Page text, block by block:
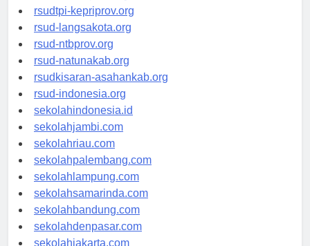
rsud-sulbarprov.org
rsudtpi-kepriprov.org
rsud-langsakota.org
rsud-ntbprov.org
rsud-natunakab.org
rsudkisaran-asahankab.org
rsud-indonesia.org
sekolahindonesia.id
sekolahjambi.com
sekolahriau.com
sekolahpalembang.com
sekolahlampung.com
sekolahsamarinda.com
sekolahbandung.com
sekolahdenpasar.com